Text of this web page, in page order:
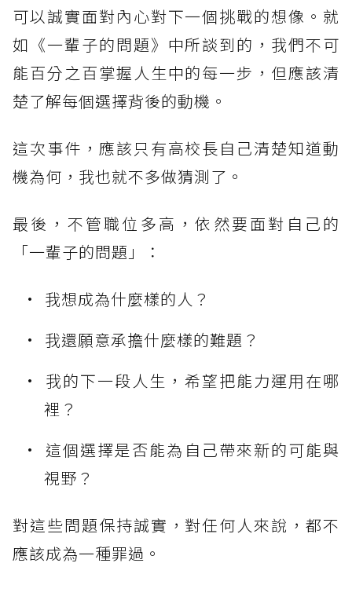
可以誠實面對內心對下一個挑戰的想像。就
如《一輩子的問題》中所談到的，我們不可
能百分之百掌握人生中的每一步，但應該清
楚了解每個選擇背後的動機。
這次事件，應該只有高校長自己清楚知道動
機為何，我也就不多做猜測了。
最後，不管職位多高，依然要面對自己的
「一輩子的問題」：
我想成為什麼樣的人？
我還願意承擔什麼樣的難題？
我的下一段人生，希望把能力運用在哪
裡？
這個選擇是否能為自己帶來新的可能與
視野？
對這些問題保持誠實，對任何人來說，都不
應該成為一種罪過。